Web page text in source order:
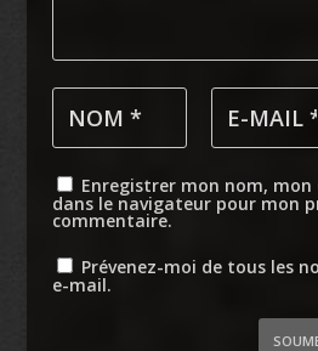
Enregistrer mon nom,
dans le navigateur pour mon
commentaire.
Prévenez-moi de tous les
e-mail.